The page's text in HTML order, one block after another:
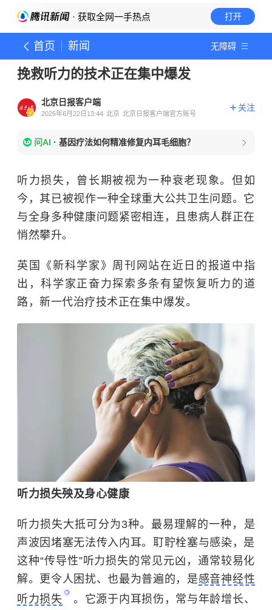
· 获取全网一手热点 打开
首页 新闻 无障碍
挽救听力的技术正在集中爆发
北京日报客户端
2026年6月22日13:44 北京 北京日报客户端官方账号
关注
问AI · 基因疗法如何精准修复内耳毛细胞？
听力损失，曾长期被视为一种衰老现象。但如
今，其已被视作一种全球重大公共卫生问题。它
与全身多种健康问题紧密相连，且患病人群正在
悄然攀升。
英国《新科学家》周刊网站在近日的报道中指
出，科学家正奋力探索多条有望恢复听力的道
路，新一代治疗技术正在集中爆发。
听力损失殃及身心健康
听力损失大抵可分为3种。最易理解的一种，是
声波因堵塞无法传入内耳。耵聍栓塞与感染，是
这种“传导性”听力损失的常见元凶，通常较易化
解。更令人困扰、也最为普遍的，是感音神经性
听力损失
。它源于内耳损伤，常与年龄增长、